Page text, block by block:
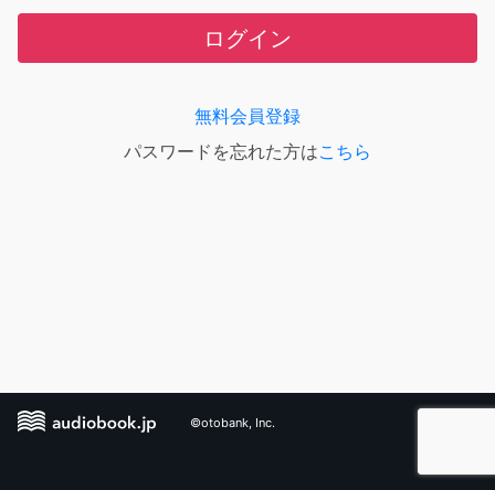
ログイン
無料会員登録
パスワードを忘れた方はこちら
©otobank, Inc.